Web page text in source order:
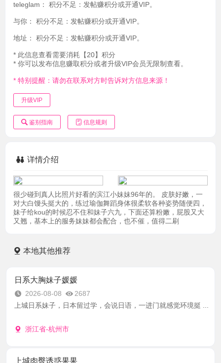
teleglam： 积分不足：发帖赚积分或开通VIP。
与你： 积分不足：发帖赚积分或开通VIP。
地址： 积分不足：发帖赚积分或开通VIP。
* 此信息查看需要消耗【20】积分
* 你可以发布信息赚取积分或者升级VIP会员无限制查看。
* 特别提醒：请勿在联系对方时告诉对方信息来源！
升级VIP
鉴别指南 信息规则
详情介绍
很少碰到真人比照片好看的滨江小妹妹96年的。 皮肤好嫩，一
对大白馒头挺大的，练过瑜伽舞蹈身体很柔软各种姿势随便四，
妹子给kou的时候忍不住和妹子六九，下面还算粉嫩，屁股又大
又翘，基本上的服务妹妹都会配合，也不催，值得二刷
本地其他推荐
日系大胸妹子媛媛
2026-08-08
2687
上城日系妹子，日本留过学，会说日语，一进门就感觉环境挺 ...
浙江省-杭州市
上城肉臀诱惑果果